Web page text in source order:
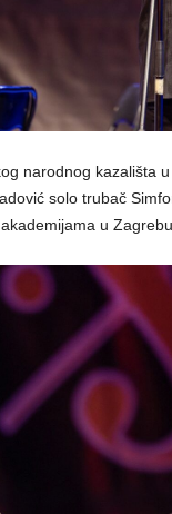
narodnog kazališta
solo trubač
u